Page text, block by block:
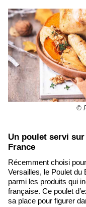
©
​Un poulet servi
France
Récemment choisi pour un dîner d’État au château de
Versailles, le Poulet du
parmi les produits qui
française. Ce poulet
sa place pour figurer